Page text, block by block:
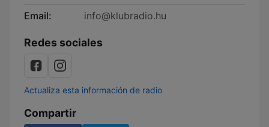
Email:
info@klubradio.hu
Redes sociales
Actualiza esta información de radio
Compartir